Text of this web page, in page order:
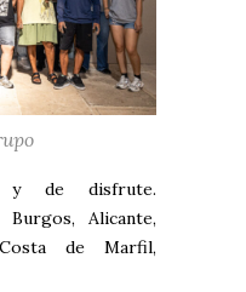
y de disfrute.
Alicante,
Costa de Marfil,